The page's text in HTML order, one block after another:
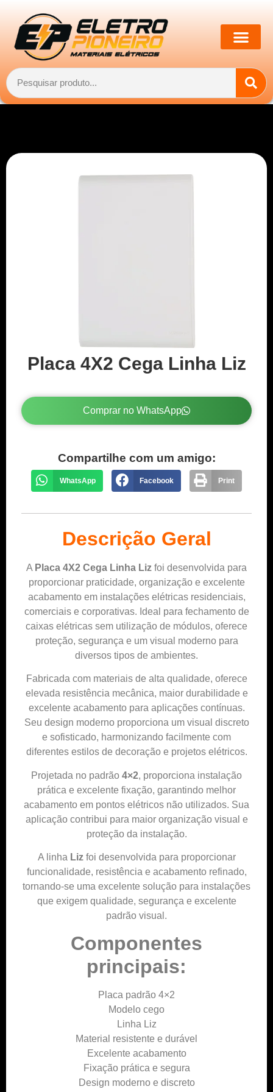
Placa 4X2 Cega Linha Liz
Comprar no WhatsApp
Compartilhe com um amigo:
WhatsApp Facebook Print
Descrição Geral
A Placa 4X2 Cega Linha Liz foi desenvolvida para
proporcionar praticidade, organização e excelente
acabamento em instalações elétricas residenciais,
comerciais e corporativas. Ideal para fechamento de
caixas elétricas sem utilização de módulos, oferece
proteção, segurança e um visual moderno para
diversos tipos de ambientes.
Fabricada com materiais de alta qualidade, oferece
elevada resistência mecânica, maior durabilidade e
excelente acabamento para aplicações contínuas.
Seu design moderno proporciona um visual discreto
e sofisticado, harmonizando facilmente com
diferentes estilos de decoração e projetos elétricos.
Projetada no padrão 4×2, proporciona instalação
prática e excelente fixação, garantindo melhor
acabamento em pontos elétricos não utilizados. Sua
aplicação contribui para maior organização visual e
proteção da instalação.
A linha Lizfoi desenvolvida para proporcionar
funcionalidade, resistência e acabamento refinado,
tornando-se uma excelente solução para instalações
que exigem qualidade, segurança e excelente
padrão visual.
Componentes
principais:
Placa padrão 4×2
Modelo cego
Linha Liz
Material resistente e durável
Excelente acabamento
Fixação prática e segura
Design moderno e discreto